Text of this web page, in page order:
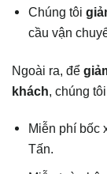
Chúng tôi
cầu vận
Ngoài ra, để
khách , chúng
Miễn phí bốc
Tấn.